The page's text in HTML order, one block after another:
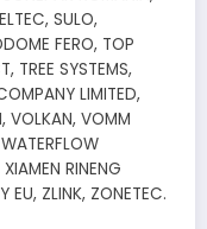
SULO,
FERO, TOP
TREE SYSTEMS,
LIMITED,
VOLKAN, VOMM
RINENG
EU, ZLINK, ZONETEC.